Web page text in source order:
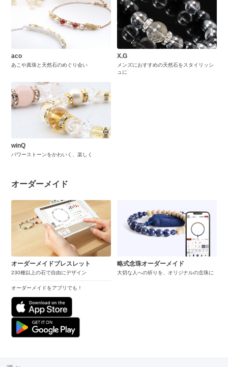
aco
あこや真珠と天然石のめぐり会い
X.G
メンズにおすすめの天然石をスタイリッシ
ュに
winQ
パワーストーンをかわいく、楽しく
オーダーメイド
オーダーメイドブレスレット
230種以上の石で自由にデザイン
オーダーメイドをアプリでも！
略式念珠オーダーメイド
大切な人への祈りを、オリジナルの念珠に